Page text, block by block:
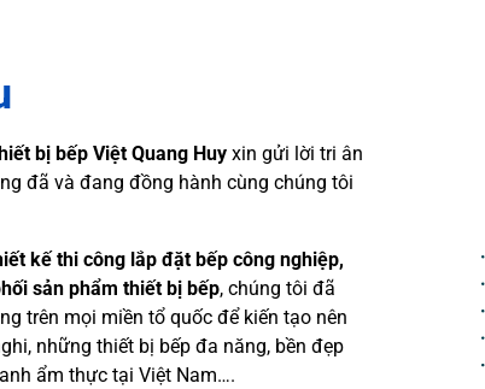
bị bếp Việt Quang Huy xin gửi lời tri ân
đã và đang đồng hành cùng chúng tôi
kế thi công lắp đặt bếp công nghiệp,
sản phẩm thiết bị bếp, chúng tôi đã
trên mọi miền tổ quốc để kiến tạo nên
những thiết bị bếp đa năng, bền đẹp
ẩm thực tại Việt Nam….